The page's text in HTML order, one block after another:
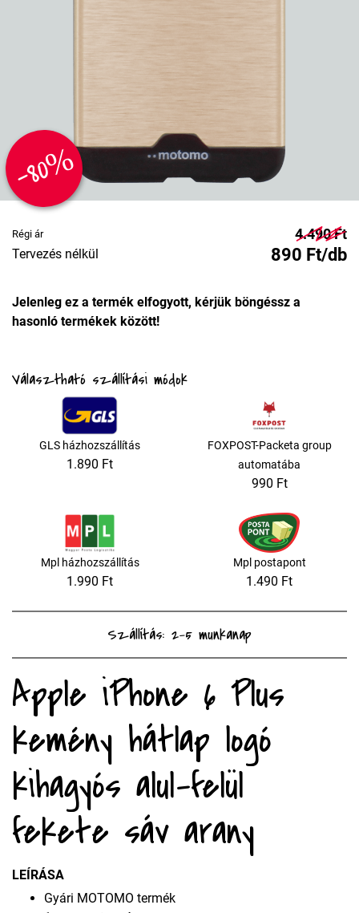
-80%
Régi ár 4.490 Ft
Tervezés nélkül 890 Ft/db
Jelenleg ez a termék elfogyott, kérjük böngéssz a
hasonló termékek között!
Választható szállítási módok
GLS házhozszállítás
1.890 Ft
FOXPOST-Packeta group
automatába
990 Ft
Mpl házhozszállítás
1.990 Ft
Mpl postapont
1.490 Ft
Szállítás: 2-5 munkanap
Apple iPhone 6 Plus
kemény hátlap logó
kihagyós alul-felül
fekete sáv arany
LEÍRÁSA
Gyári MOTOMO termék